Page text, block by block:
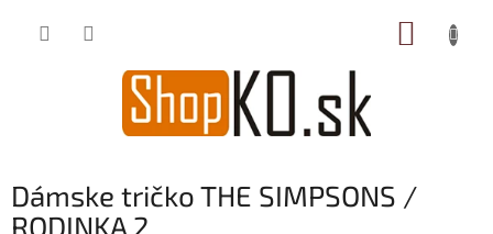
Dámske tričko THE SIMPSONS /
RODINKA 2